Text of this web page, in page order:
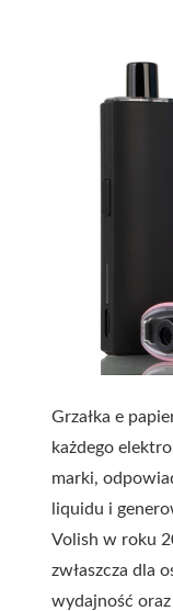
Grzałka e
każdego
marki,
liquidu i
Volish w roku
zwłaszcza dla
wydajność oraz